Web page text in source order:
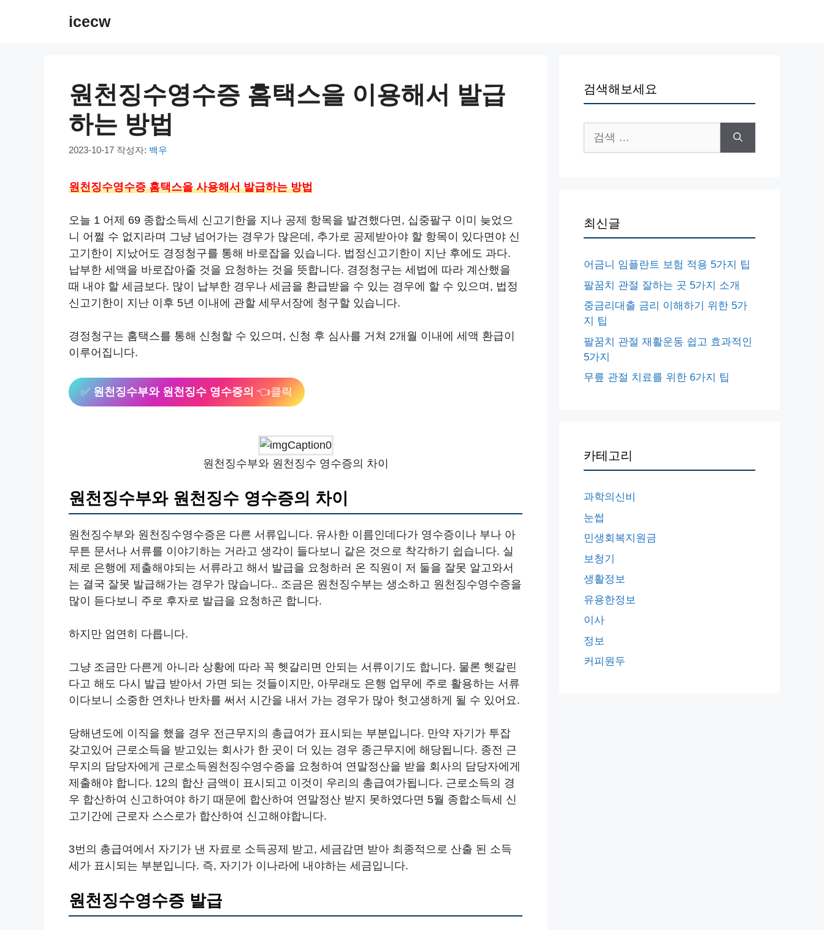
icecw
원천징수영수증 홈택스을 이용해서 발급
하는 방법
2023-10-17 작성자: 백우
원천징수영수증 홈택스을 사용해서 발급하는 방법
오늘 1 어제 69 종합소득세 신고기한을 지나 공제 항목을 발견했다면, 십중팔구 이미 늦었으
니 어쩔 수 없지라며 그냥 넘어가는 경우가 많은데, 추가로 공제받아야 할 항목이 있다면야 신
고기한이 지났어도 경정청구를 통해 바로잡을 있습니다. 법정신고기한이 지난 후에도 과다.
납부한 세액을 바로잡아줄 것을 요청하는 것을 뜻합니다. 경정청구는 세법에 따라 계산했을
때 내야 할 세금보다. 많이 납부한 경우나 세금을 환급받을 수 있는 경우에 할 수 있으며, 법정
신고기한이 지난 이후 5년 이내에 관할 세무서장에 청구할 있습니다.
경정청구는 홈택스를 통해 신청할 수 있으며, 신청 후 심사를 거쳐 2개월 이내에 세액 환급이
이루어집니다.
✅ 원천징수부와 원천징수 영수증의 👈클릭
원천징수부와 원천징수 영수증의 차이
원천징수부와 원천징수 영수증의 차이
원천징수부와 원천징수영수증은 다른 서류입니다. 유사한 이름인데다가 영수증이나 부나 아
무튼 문서나 서류를 이야기하는 거라고 생각이 들다보니 같은 것으로 착각하기 쉽습니다. 실
제로 은행에 제출해야되는 서류라고 해서 발급을 요청하러 온 직원이 저 둘을 잘못 알고와서
는 결국 잘못 발급해가는 경우가 많습니다.. 조금은 원천징수부는 생소하고 원천징수영수증을
많이 듣다보니 주로 후자로 발급을 요청하곤 합니다.
하지만 엄연히 다릅니다.
그냥 조금만 다른게 아니라 상황에 따라 꼭 헷갈리면 안되는 서류이기도 합니다. 물론 헷갈린
다고 해도 다시 발급 받아서 가면 되는 것들이지만, 아무래도 은행 업무에 주로 활용하는 서류
이다보니 소중한 연차나 반차를 써서 시간을 내서 가는 경우가 많아 헛고생하게 될 수 있어요.
당해년도에 이직을 했을 경우 전근무지의 총급여가 표시되는 부분입니다. 만약 자기가 투잡
갖고있어 근로소득을 받고있는 회사가 한 곳이 더 있는 경우 종근무지에 해당됩니다. 종전 근
무지의 담당자에게 근로소득원천징수영수증을 요청하여 연말정산을 받을 회사의 담당자에게
제출해야 합니다. 12의 합산 금액이 표시되고 이것이 우리의 총급여가됩니다. 근로소득의 경
우 합산하여 신고하여야 하기 때문에 합산하여 연말정산 받지 못하였다면 5월 종합소득세 신
고기간에 근로자 스스로가 합산하여 신고해야합니다.
3번의 총급여에서 자기가 낸 자료로 소득공제 받고, 세금감면 받아 최종적으로 산출 된 소득
세가 표시되는 부분입니다. 즉, 자기가 이나라에 내야하는 세금입니다.
원천징수영수증 발급
검색해보세요
색:
최신글
어금니 임플란트 보험 적용 5가지 팁
팔꿈치 관절 잘하는 곳 5가지 소개
중금리대출 금리 이해하기 위한 5가
지 팁
팔꿈치 관절 재활운동 쉽고 효과적인
5가지
무릎 관절 치료를 위한 6가지 팁
카테고리
과학의신비
눈썹
민생회복지원금
보청기
생활정보
유용한정보
이사
정보
커피원두